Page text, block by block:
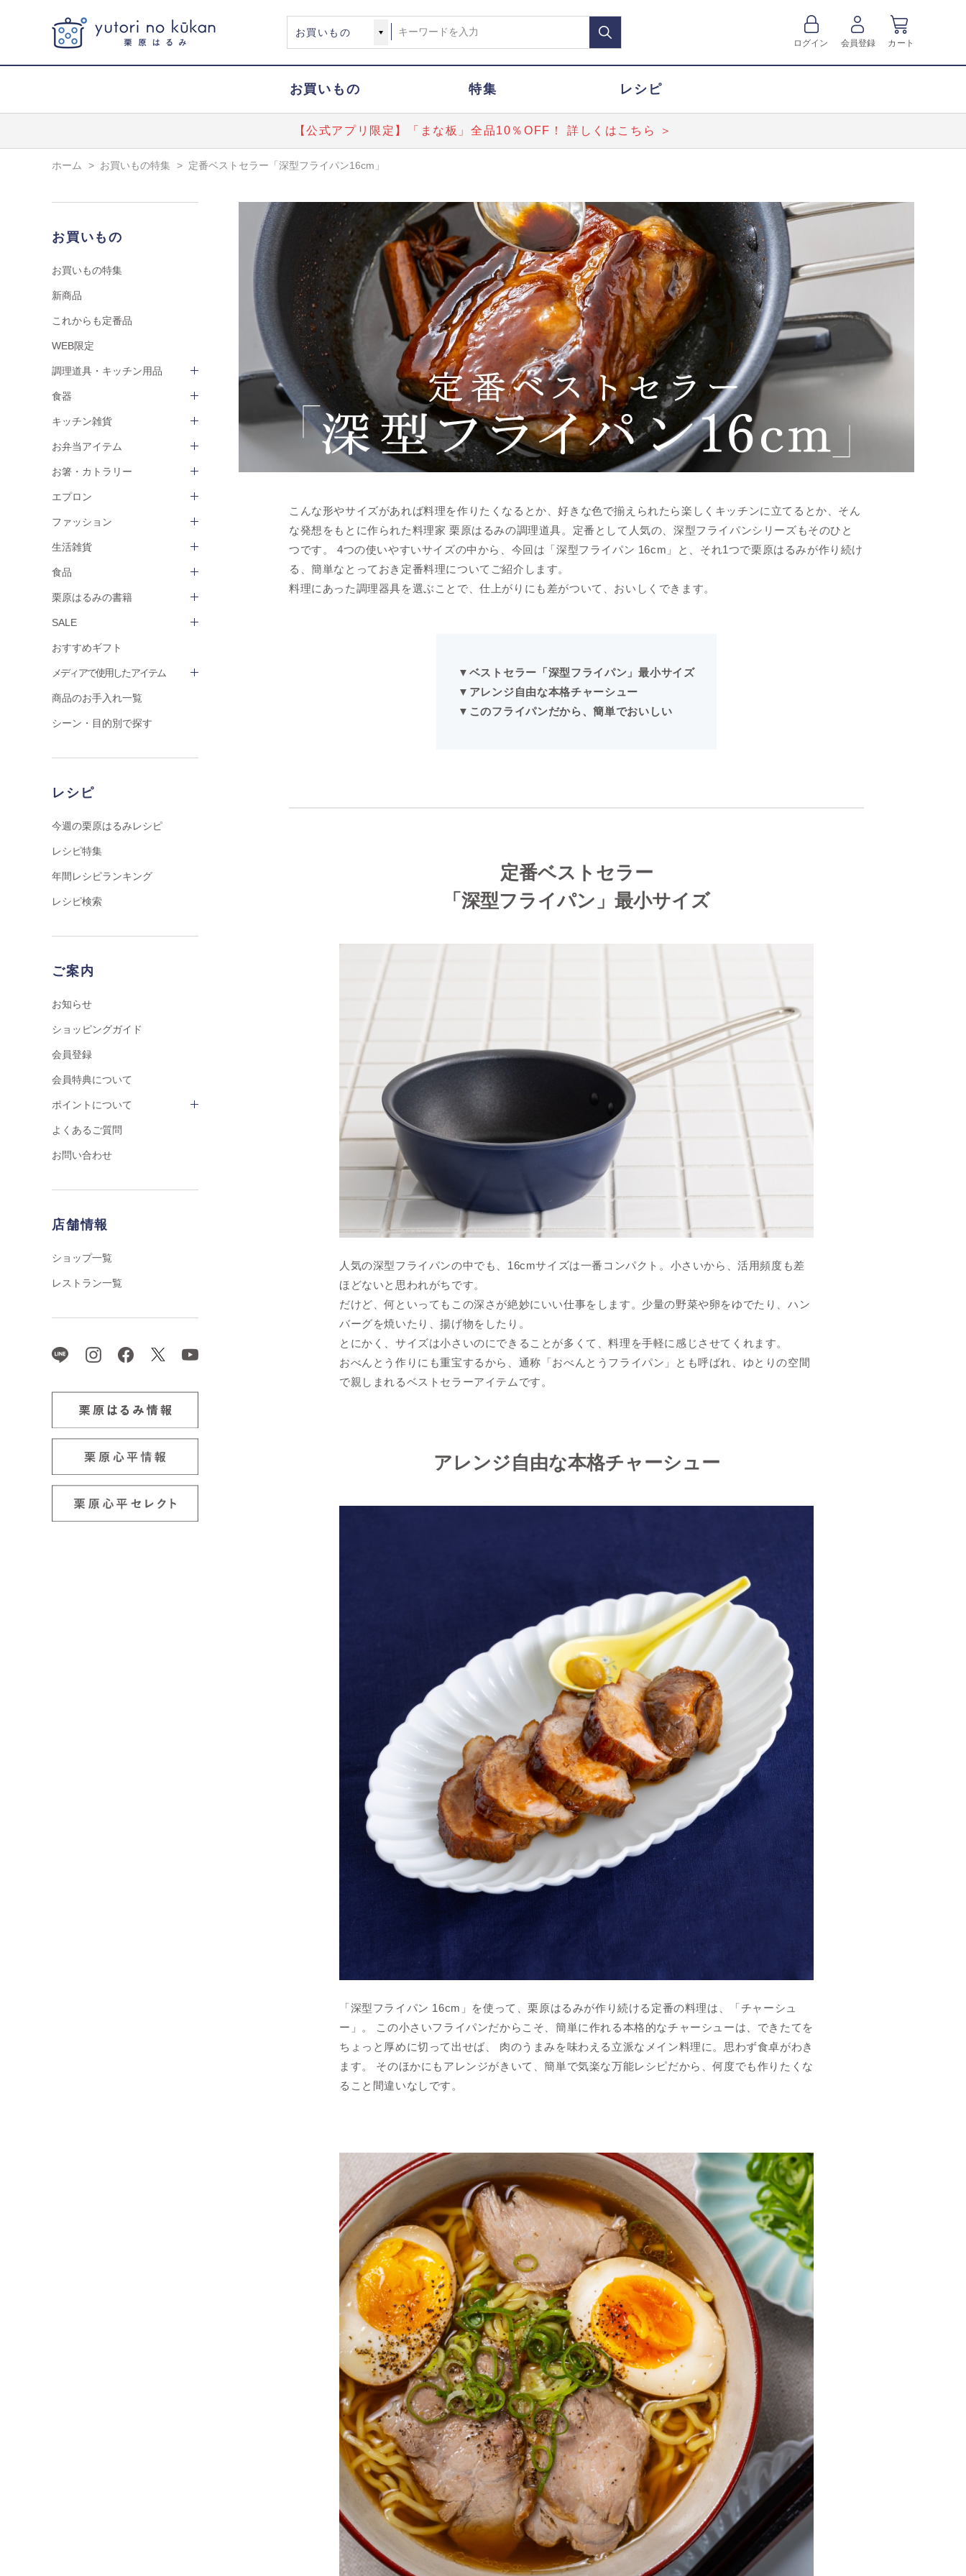
ログイン 会員登録 カート
お買いもの 特集 レシピ
【公式アプリ限定】「まな板」全品10％OFF！ 詳しくはこちら ＞
ホーム > お買いもの特集 > 定番ベストセラー「深型フライパン16cm」
お買いもの
お買いもの特集
新商品
これからも定番品
WEB限定
調理道具・キッチン用品
食器
キッチン雑貨
お弁当アイテム
お箸・カトラリー
エプロン
ファッション
生活雑貨
食品
栗原はるみの書籍
SALE
おすすめギフト
メディアで使用したアイテム
商品のお手入れ一覧
シーン・目的別で探す
レシピ
今週の栗原はるみレシピ
レシピ特集
年間レシピランキング
レシピ検索
ご案内
お知らせ
ショッピングガイド
会員登録
会員特典について
ポイントについて
よくあるご質問
お問い合わせ
店舗情報
ショップ一覧
レストラン一覧
こんな形やサイズがあれば料理を作りたくなるとか、好きな色で揃えられたら楽しくキッチンに立てるとか、そん
な発想をもとに作られた料理家 栗原はるみの調理道具。定番として人気の、深型フライパンシリーズもそのひと
つです。 4つの使いやすいサイズの中から、今回は「深型フライパン 16cm」と、それ1つで栗原はるみが作り続け
る、簡単なとっておき定番料理についてご紹介します。
料理にあった調理器具を選ぶことで、仕上がりにも差がついて、おいしくできます。
▼ベストセラー「深型フライパン」最小サイズ
▼アレンジ自由な本格チャーシュー
▼このフライパンだから、簡単でおいしい
定番ベストセラー
「深型フライパン」最小サイズ
人気の深型フライパンの中でも、16cmサイズは一番コンパクト。小さいから、活用頻度も差
ほどないと思われがちです。
だけど、何といってもこの深さが絶妙にいい仕事をします。少量の野菜や卵をゆでたり、ハン
バーグを焼いたり、揚げ物をしたり。
とにかく、サイズは小さいのにできることが多くて、料理を手軽に感じさせてくれます。
おべんとう作りにも重宝するから、通称「おべんとうフライパン」とも呼ばれ、ゆとりの空間
で親しまれるベストセラーアイテムです。
アレンジ自由な本格チャーシュー
「深型フライパン 16cm」を使って、栗原はるみが作り続ける定番の料理は、「チャーシュ
ー」。 この小さいフライパンだからこそ、簡単に作れる本格的なチャーシューは、できたてを
ちょっと厚めに切って出せば、 肉のうまみを味わえる立派なメイン料理に。思わず食卓がわき
ます。 そのほかにもアレンジがきいて、簡単で気楽な万能レシピだから、何度でも作りたくな
ること間違いなしです。